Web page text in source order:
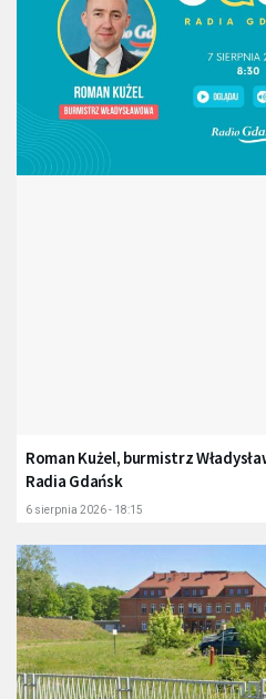
Roman Kużel, burmistrz
Radia Gdańsk
6 sierpnia 2026 - 18:15